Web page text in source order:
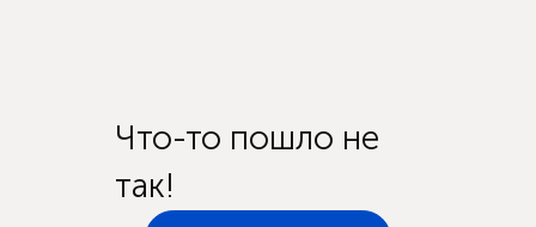
Что-то пошло не
так!